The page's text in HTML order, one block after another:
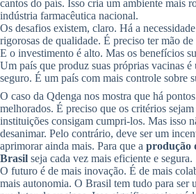
cantos do país. Isso cria um ambiente mais
indústria farmacêutica nacional.
Os desafios existem, claro. Há a
rigorosas de qualidade. É preciso ter mão
E o investimento é alto. Mas os benefícios
Um país que produz suas próprias vacinas é
seguro. É um país com mais controle sobre
O caso da Qdenga nos mostra que há
melhorados. É preciso que os critérios
instituições consigam cumpri-los. Mas isso
desanimar. Pelo contrário, deve ser um
aprimorar ainda mais. Para que a produção
Brasil seja cada vez mais eficiente e segura.
O futuro é de mais inovação. É de mais
mais autonomia. O Brasil tem tudo para ser